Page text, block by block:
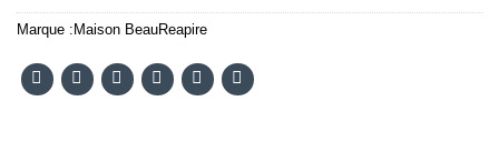
Marque : Maison BeauReapire